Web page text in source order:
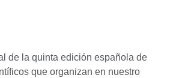
de la quinta edición española de
que organizan en nuestro